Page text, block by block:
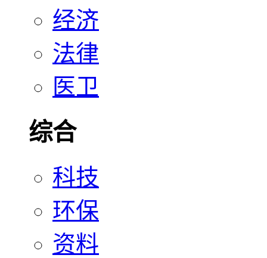
经济
法律
医卫
综合
科技
环保
资料